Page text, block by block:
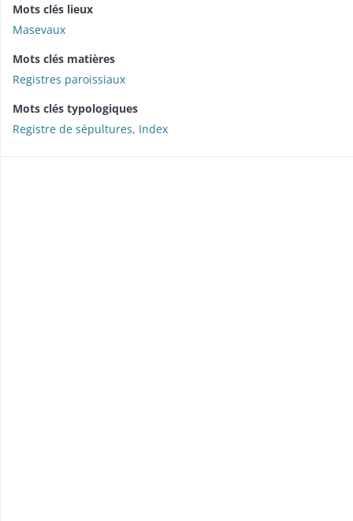
Mots clés lieux
Masevaux
Mots clés matières
Registres paroissiaux
Mots clés typologiques
Registre de sépultures, Index